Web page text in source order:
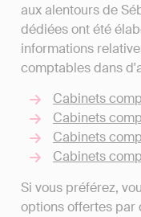
aux alentours de
dédiées ont été
informations
comptables dans
Cabinets
Cabinets
Cabinets
Cabinets
Si vous préférez,
options offertes par